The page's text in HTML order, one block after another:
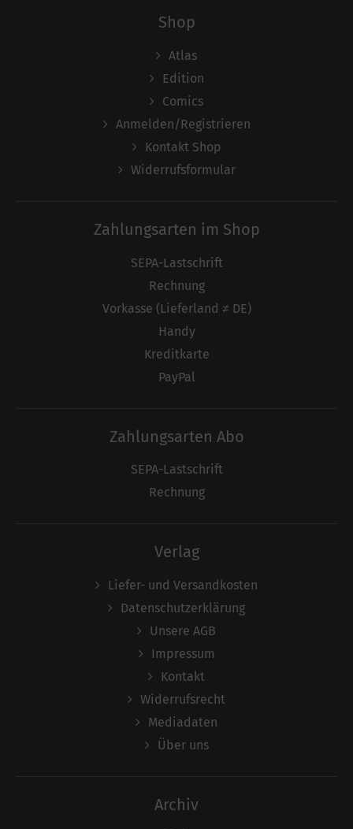
Shop
Atlas
Edition
Comics
Anmelden/Registrieren
Kontakt Shop
Widerrufsformular
Zahlungsarten im Shop
SEPA-Lastschrift
Rechnung
Vorkasse (Lieferland ≠ DE)
Handy
Kreditkarte
PayPal
Zahlungsarten Abo
SEPA-Lastschrift
Rechnung
Verlag
Liefer- und Versandkosten
Datenschutzerklärung
Unsere AGB
Impressum
Kontakt
Widerrufsrecht
Mediadaten
Über uns
Archiv